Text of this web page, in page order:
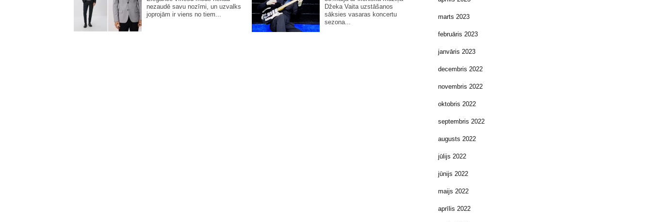
nezaudē savu nozīmi, un uzvalks
joprojām ir viens no tiem...
Džeka Vaita uzstāšanos
sāksies vasaras koncertu
sezona...
marts 2023
februāris 2023
janvāris 2023
decembris 2022
novembris 2022
oktobris 2022
septembris 2022
augusts 2022
jūlijs 2022
jūnijs 2022
maijs 2022
aprīlis 2022